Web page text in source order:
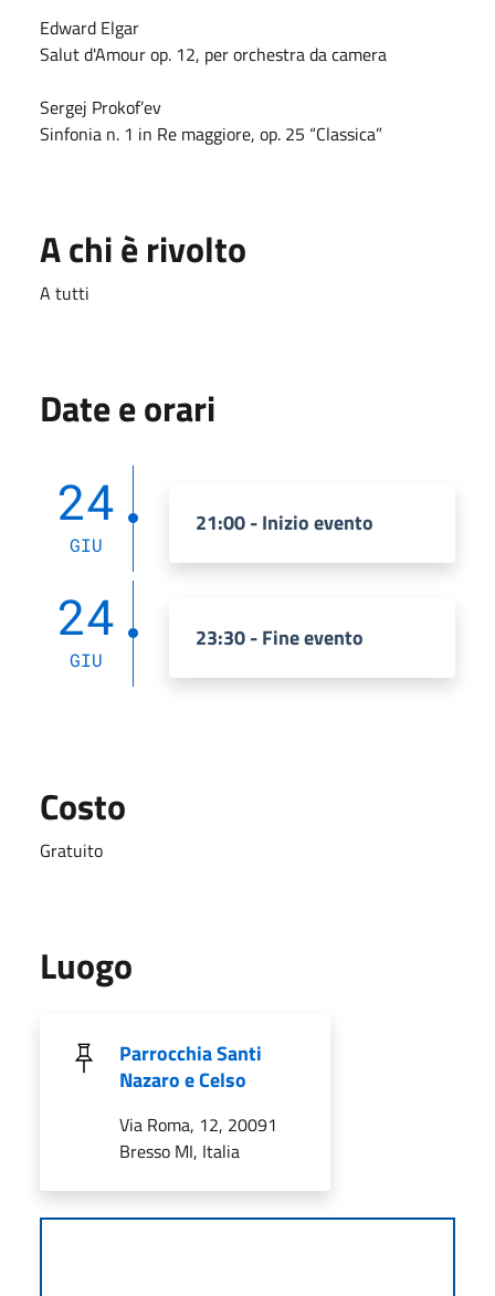
Edward Elgar
Salut d'Amour op. 12, per orchestra da camera
Sergej Prokof’ev
Sinfonia n. 1 in Re maggiore, op. 25 “Classica”
A chi è rivolto
A tutti
Date e orari
24
GIU
21:00 - Inizio evento
24
GIU
23:30 - Fine evento
Costo
Gratuito
Luogo
Parrocchia Santi
Nazaro e Celso
Via Roma, 12, 20091
Bresso MI, Italia